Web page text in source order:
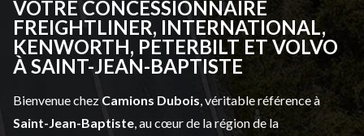
VOTRE CONCESSIONNAIRE
FREIGHTLINER, INTERNATIONAL,
KENWORTH, PETERBILT ET VOLVO
À SAINT-JEAN-BAPTISTE
Bienvenue chez Camions Dubois , véritable référence à
Saint-Jean-Baptiste , au cœur de la région de la